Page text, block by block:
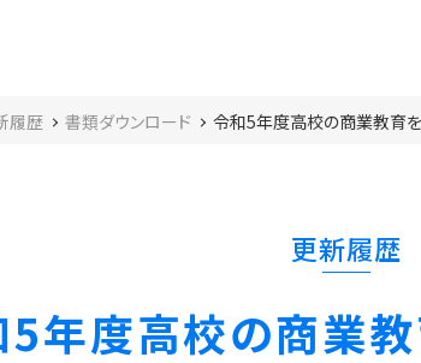
履歴 書類ダウンロード 令和5年度高校の商業教育
更新履歴
年度高校の商業